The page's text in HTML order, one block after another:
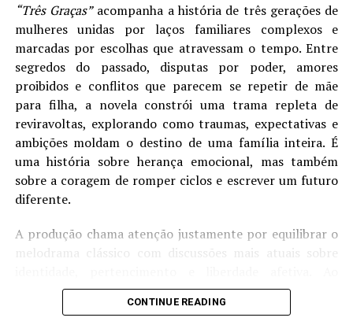
Mais
Curtir isso:
LesB Indica | Minas do
empoderamento feminino
LesB Indica | Um Dia Com
Jerusa – filme premiado que
vale o seu tempo
“Três Graças”acompanha a história de três gerações de
mulheres unidas por laços familiares complexos e
marcadas por escolhas que atravessam o tempo. Entre
segredos do passado, disputas por poder, amores
proibidos e conflitos que parecem se repetir de mãe
para filha, a novela constrói uma trama repleta de
reviravoltas, explorando como traumas, expectativas e
ambições moldam o destino de uma família inteira. É
uma história sobre herança emocional, mas também
sobre a coragem de romper ciclos e escrever um futuro
diferente.
A produção chama atenção justamente por equilibrar o
melodrama clássico com discussões mais atuais sobre
mesmo tempo em que acompanha romances
turbulentos, traições e embates familiares,
CONTINUE READING